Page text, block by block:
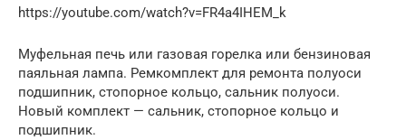
https://youtube.com/watch?v=FR4a4IHEM_k
Муфельная печь или газовая горелка или бензиновая
паяльная лампа. Ремкомплект для ремонта полуоси
подшипник, стопорное кольцо, сальник полуоси.
Новый комплект — сальник, стопорное кольцо и
подшипник.